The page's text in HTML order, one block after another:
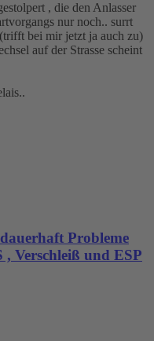
, die den Anlasser
nur noch.. surrt
bei mir jetzt ja auch zu)
auf der Strasse scheint
Probleme
Verschleiß und ESP